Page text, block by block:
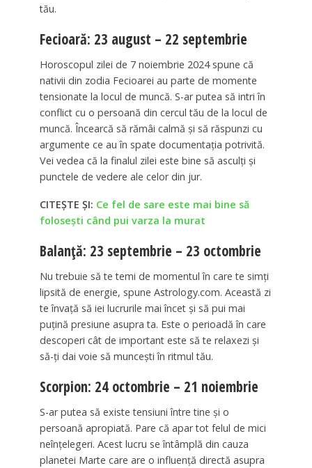
tău.
Fecioară: 23 august – 22 septembrie
Horoscopul zilei de 7 noiembrie 2024 spune că
nativii din zodia Fecioarei au parte de momente
tensionate la locul de muncă. S-ar putea să intri în
conflict cu o persoană din cercul tău de la locul de
muncă. Încearcă să rămâi calmă și să răspunzi cu
argumente ce au în spate documentația potrivită.
Vei vedea că la finalul zilei este bine să asculți și
punctele de vedere ale celor din jur.
CITEȘTE ȘI: Ce fel de sare este mai bine să
folosești când pui varza la murat
Balanță: 23 septembrie – 23 octombrie
Nu trebuie să te temi de momentul în care te simți
lipsită de energie, spune Astrology.com. Această zi
te învață să iei lucrurile mai încet și să pui mai
puțină presiune asupra ta. Este o perioadă în care
descoperi cât de important este să te relaxezi și
să-ți dai voie să muncești în ritmul tău.
Scorpion: 24 octombrie – 21 noiembrie
S-ar putea să existe tensiuni între tine și o
persoană apropiată. Pare că apar tot felul de mici
neînțelegeri. Acest lucru se întâmplă din cauza
planetei Marte care are o influență directă asupra